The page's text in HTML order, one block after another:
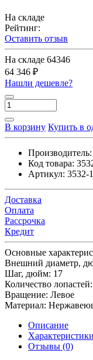
На складе
Рейтинг:
Оставить отзыв
На складе 64346
64 346 ₽
Нашли дешевле?
В корзину Купить в
Производитель:
Код товара:
Артикул: 3532-
Доставка
Оплата
Рассрочка
Кредит
Основные
Внешний диаметр,
Шаг, дюйм: 17
Количество лопастей:
Вращение: Левое
Материал:
Описание
Характеристики
Отзывы (0)